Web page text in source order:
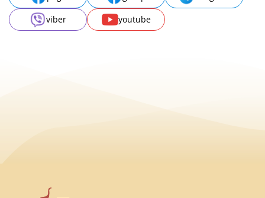
viber
youtube